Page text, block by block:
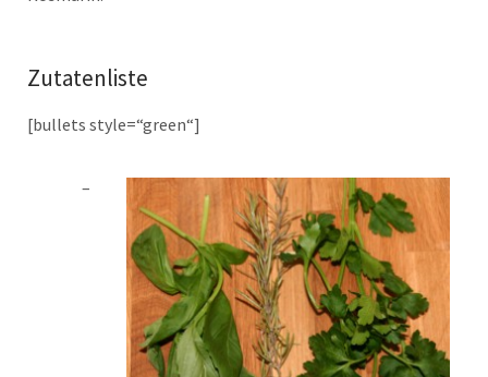
Zutatenliste
[bullets style=“green“]